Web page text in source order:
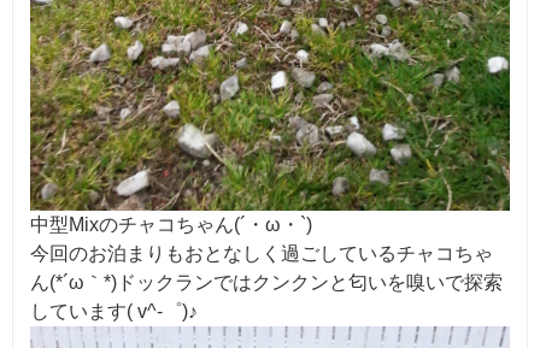
中型Mixのチャコちゃん(´・ω・`)
今回のお泊まりもおとなしく過ごしているチャコちゃ
ん(*´ω｀*)ドックランではクンクンと匂いを嗅いで探索
しています( v^-゜)♪